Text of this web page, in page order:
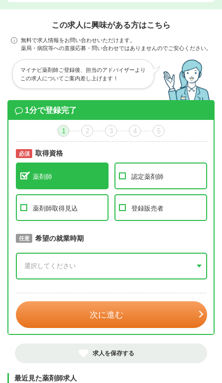
この求人に興味がある方はこちら
無料で求人情報をお問い合わせいただけます。
薬局・病院等への直接応募・問い合わせではありませんのでご安心ください。
マイナビ薬剤師ご登録後、担当のアドバイザーより
この求人についてご案内差し上げます！
1分で登録完了
1 2 3 4 5
必須 取得資格
薬剤師 認定薬剤師
薬剤師取得見込 登録販売者
必須 取得予定年
任意 希望の就業時期
次に進む
求人を保存する
最近見た薬剤師求人